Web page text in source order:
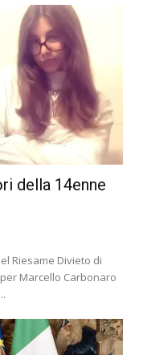
della 14enne
Riesame Divieto di
Marcello Carbonaro